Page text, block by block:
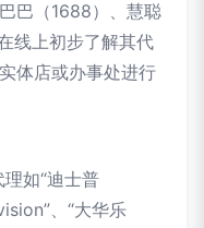
巴（1688）、慧聪
线上初步了解其代
体店或办事处进行
理如“迪士普
、“大华乐